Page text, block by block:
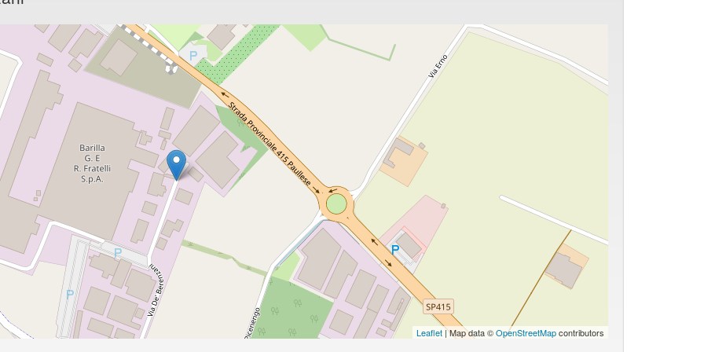
Leaflet | Map data ©OpenStreetMapcontributors